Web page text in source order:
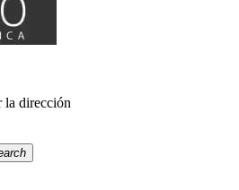
la dirección